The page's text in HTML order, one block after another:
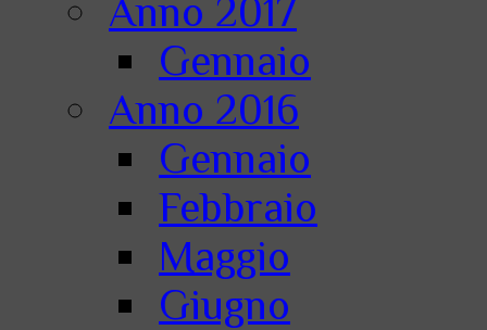
Anno 2017
Gennaio
Anno 2016
Gennaio
Febbraio
Maggio
Giugno